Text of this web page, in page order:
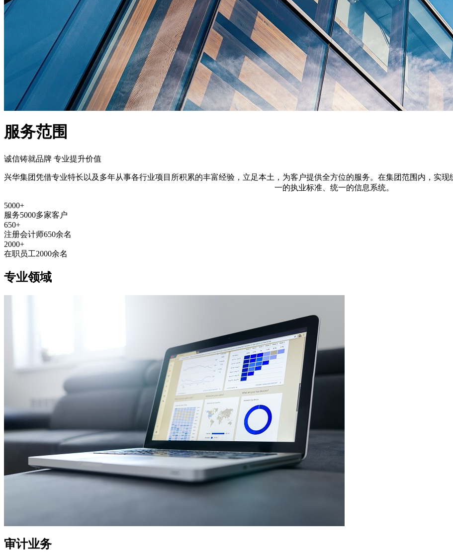
服务范围
诚信铸就品牌 专业提升价值
兴华集团凭借专业特长以及多年从事各行业项目所积累的丰富经验，立足本土，为客户提供全方位的服务。在集团范围内，实
一的执业标准、统一的信息系统。
5000+
服务5000多家客户
650+
注册会计师650余名
2000+
在职员工2000余名
专业领域
审计业务